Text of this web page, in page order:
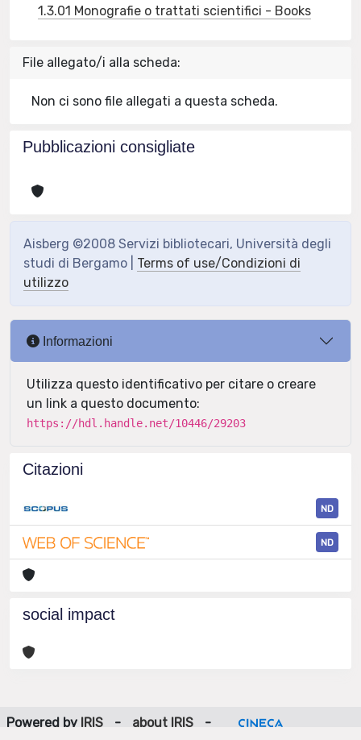
1.3.01 Monografie o trattati scientifici - Books
File allegato/i alla scheda:
Non ci sono file allegati a questa scheda.
Pubblicazioni consigliate
Aisberg ©2008 Servizi bibliotecari, Università degli
studi di Bergamo | Terms of use/Condizioni di
utilizzo
Informazioni
Utilizza questo identificativo per citare o creare
un link a questo documento:
https://hdl.handle.net/10446/29203
Citazioni
ND
ND
social impact
Powered by IRIS - about IRIS
-